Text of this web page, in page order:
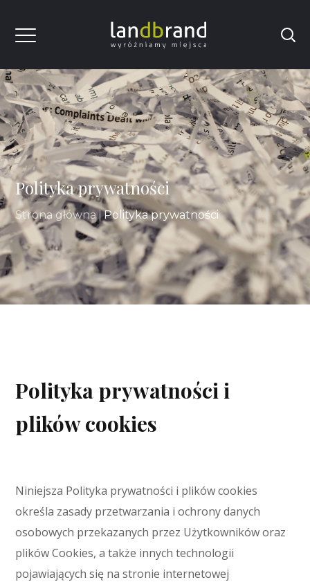
Polityka prywatności
Strona główna Polityka prywatności
Polityka prywatności i
plików cookies
Niniejsza Polityka prywatności i plików cookies
określa zasady przetwarzania i ochrony danych
osobowych przekazanych przez Użytkowników oraz
plików Cookies, a także innych technologii
pojawiających się na stronie internetowej